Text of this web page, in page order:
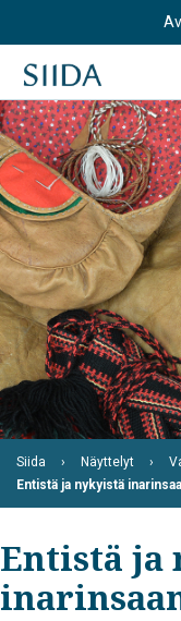
Siida Näyttelyt
Entistä ja nykyistä
Entistä ja